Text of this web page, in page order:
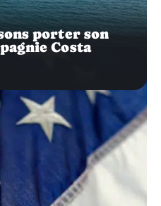
porter son
Costa